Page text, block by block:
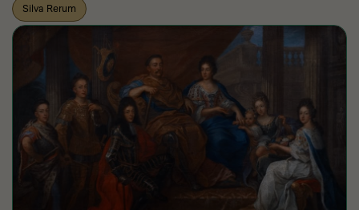
Silva Rerum